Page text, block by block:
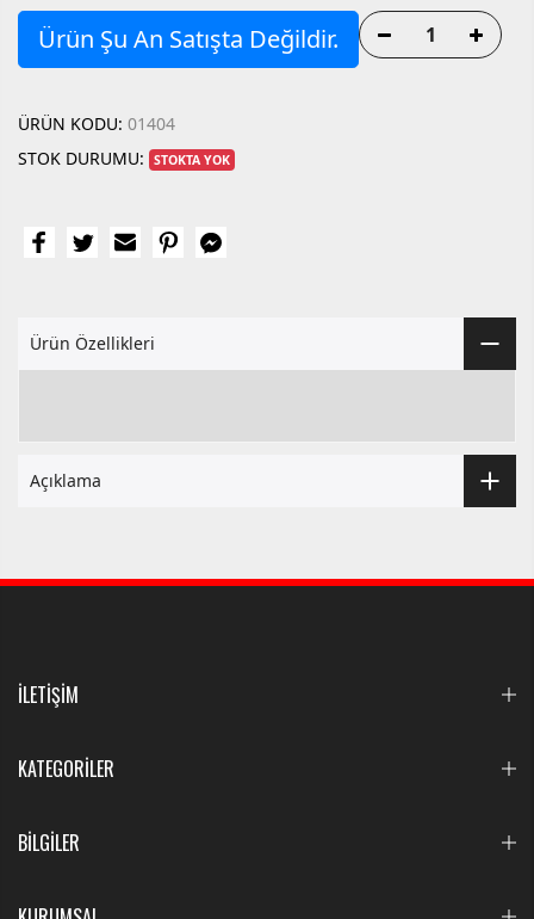
Ürün Şu An Satışta Değildir.
ÜRÜN KODU: 01404
STOK DURUMU:
STOKTA YOK
Ürün Özellikleri
Açıklama
İLETİŞİM
KATEGORİLER
BİLGİLER